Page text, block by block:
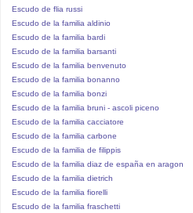
Escudo de flia russi
Escudo de la familia aldinio
Escudo de la familia bardi
Escudo de la familia barsanti
Escudo de la familia benvenuto
Escudo de la familia bonanno
Escudo de la familia bonzi
Escudo de la familia bruni - ascoli piceno
Escudo de la familia cacciatore
Escudo de la familia carbone
Escudo de la familia de filippis
Escudo de la familia diaz de españa en aragon
Escudo de la familia dietrich
Escudo de la familia fiorelli
Escudo de la familia fraschetti